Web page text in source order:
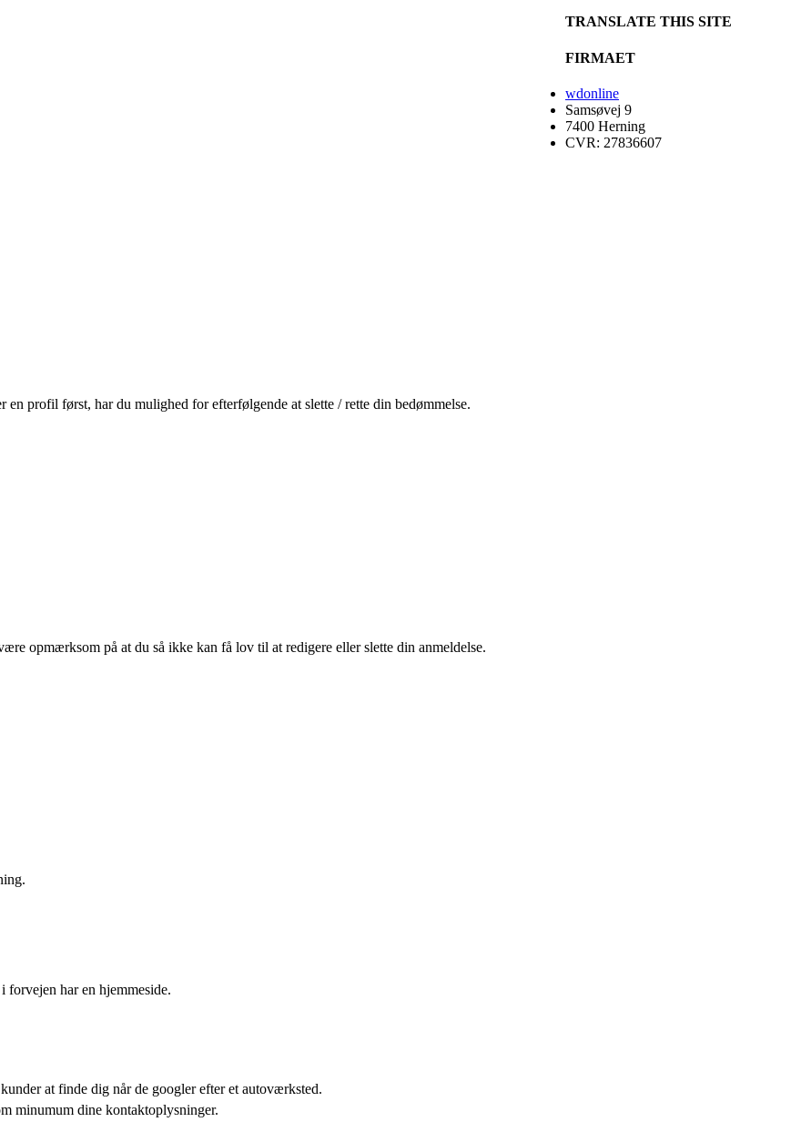
profil først, har du mulighed for efterfølgende at slette / rette din bedømmelse.
opmærksom på at du så ikke kan få lov til at redigere eller slette din anmeldelse.
har en hjemmeside.
at finde dig når de googler efter et autoværksted.
minumum dine kontaktoplysninger.
TRANSLATE THIS SITE
FIRMAET
wdonline
Samsøvej 9
7400 Herning
CVR: 27836607